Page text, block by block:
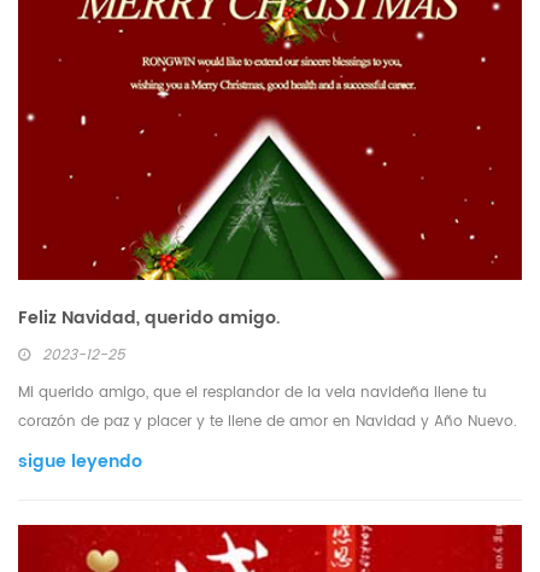
Feliz Navidad, querido amigo.
2023-12-25
Mi querido amigo, que el resplandor de la vela navideña llene tu
corazón de paz y placer y te llene de amor en Navidad y Año Nuevo.
sigue leyendo